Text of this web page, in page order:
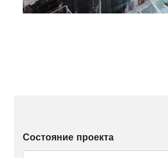
Состояние проекта